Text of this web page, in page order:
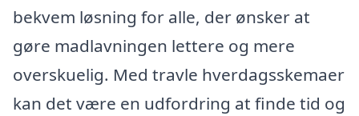
bekvem løsning for alle, der ønsker at
gøre madlavningen lettere og mere
overskuelig. Med travle hverdagsskemaer
kan det være en udfordring at finde tid og